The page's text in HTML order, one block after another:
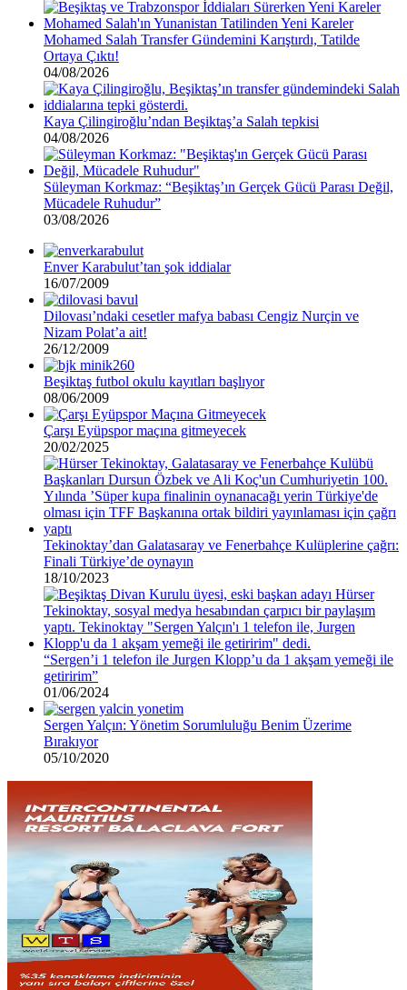
Mohamed Salah Transfer Gündemini Karıştırdı, Tatilde
Ortaya Çıktı!
04/08/2026
Kaya Çilingiroğlu’ndan Beşiktaş’a Salah tepkisi
04/08/2026
Süleyman Korkmaz: “Beşiktaş’ın Gerçek Gücü Parası Değil,
Mücadele Ruhudur”
03/08/2026
Enver Karabulut’tan şok iddialar
16/07/2009
Dilovası’ndaki cesetler mafya babası Cengiz Nurçin ve
Nizam Polat’a ait!
26/12/2009
Beşiktaş futbol okulu kayıtları başlıyor
08/06/2009
Çarşı Eyüpspor maçına gitmeyecek
20/02/2025
Tekinoktay’dan Galatasaray ve Fenerbahçe Kulüplerine çağrı:
Finali Türkiye’de oynayın
18/10/2023
“Sergen’i 1 telefon ile Jurgen Klopp’u da 1 akşam yemeği ile
getiririm”
01/06/2024
Sergen Yalçın: Yönetim Sorumluluğu Benim Üzerime
Bırakıyor
05/10/2020